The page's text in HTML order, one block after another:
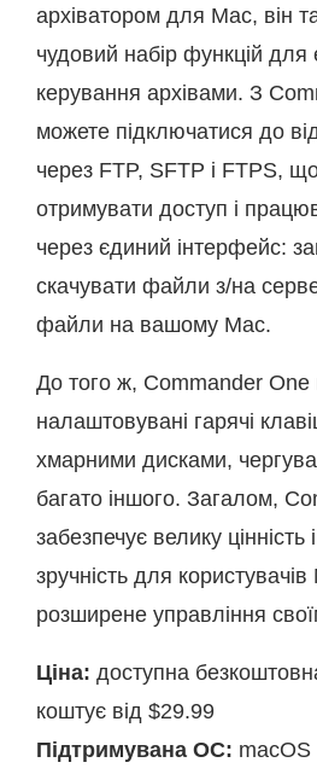
архіватором для Mac, він
чудовий набір функцій
керування архівами. З
можете підключатися до
через FTP, SFTP і FTPS,
отримувати доступ і
через єдиний інтерфейс:
скачувати файли з/на
файли на вашому Mac.
До того ж, Commander One
налаштовувані гарячі
хмарними дисками,
багато іншого. Загалом,
забезпечує велику цінність
зручність для
розширене управління
Ціна: доступна
коштує від $29.99
Підтримувана ОС: macOS